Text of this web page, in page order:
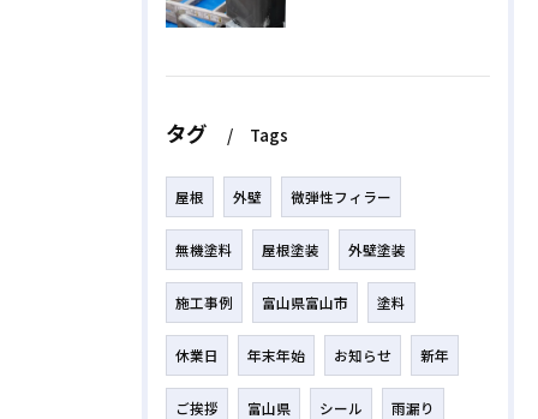
タグ Tags
屋根 外壁 微弾性フィラー
無機塗料 屋根塗装 外壁塗装
施工事例 富山県富山市 塗料
休業日 年末年始 お知らせ 新年
ご挨拶 富山県 シール 雨漏り